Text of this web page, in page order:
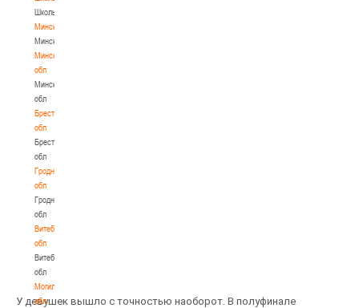
Школы
Минск
Минск
Минская
обл
Минская
обл
Брестская
обл
Брестская
обл
Гродненская
обл
Гродненская
обл
Витебская
обл
Витебская
обл
Могилевская
обл
У девушек вышло с точностью наоборот. В полуфинале